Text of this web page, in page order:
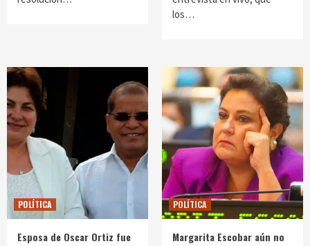
los…
POLÍTICA
Esposa de Oscar Ortiz fue
POLÍTICA
Margarita Escobar aún no